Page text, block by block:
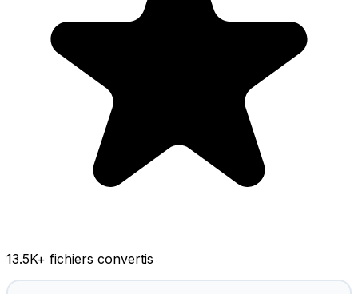
13.5K+ fichiers convertis